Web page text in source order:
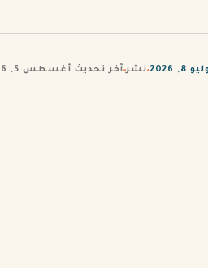
8, 2026 نشر آخر تحديث أغسطس 5, 2026